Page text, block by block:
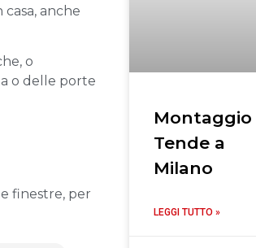
anche
o
o delle porte
finestre, per
Montaggio
Tende a
Milano
LEGGI TUTTO »